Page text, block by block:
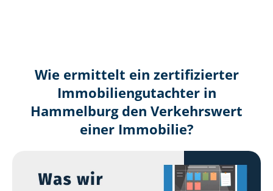
Wie ermittelt ein zertifizierter
Immobilien­gutachter in
Hammelburg den Verkehrswert
einer Immobilie?